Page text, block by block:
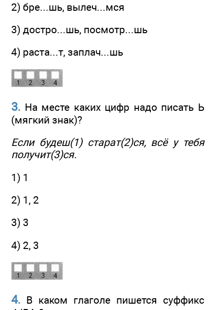
2) бре...шь, вылеч...мся
3) достро...шь, посмотр...шь
4) раста...т, заплач...шь
3. На месте каких цифр надо писать Ь
(мягкий знак)?
Если будеш(1) старат(2)ся, всё у тебя
получит(3)ся.
1) 1
2) 1, 2
3) 3
4) 2, 3
4. В каком глаголе пишется суффикс